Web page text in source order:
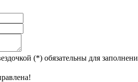
(*) обязательны для